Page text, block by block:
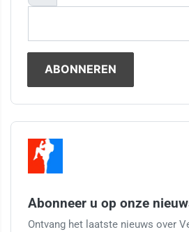
Abonneer u op onze
Ontvang het laatste nieuws over